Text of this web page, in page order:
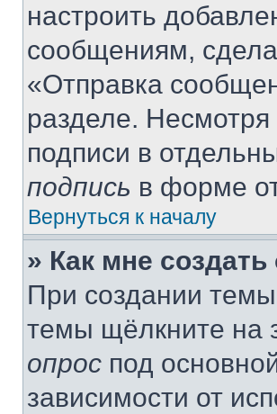
настроить
сообщениям,
«Отправка
разделе.
подписи в
подпись в форме
Вернуться к началу
» Как мне создать
При создании
темы щёлкните на
опрос под
зависимости от